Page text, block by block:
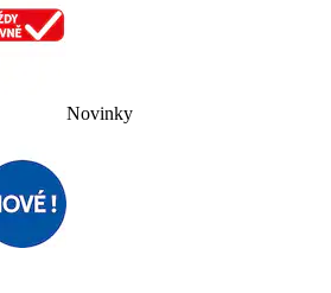
Novinky